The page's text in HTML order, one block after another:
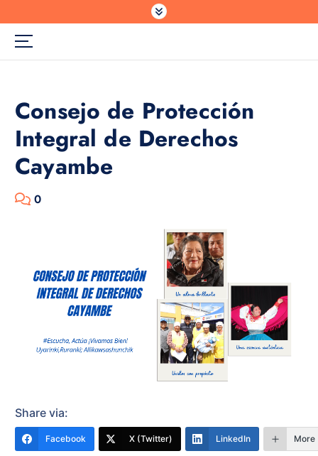
Consejo de Protección
Integral de Derechos
Cayambe
0
Share via:
Facebook X (Twitter) LinkedIn More